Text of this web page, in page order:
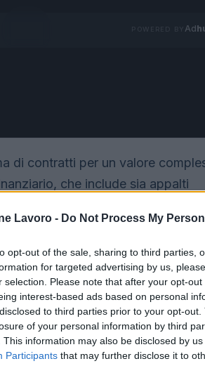
Lavoro - Do Not Process My
opt-out of the sale, sharing to third parties,
for targeted advertising by us,
selection. Please note that after your opt-
interest-based ads based on personal
to third parties prior to your opt-
of your personal information by third
This information may also be disclosed by
Participants that may further disclose it to
Ad
di contratti per un valore
che include sia appalti